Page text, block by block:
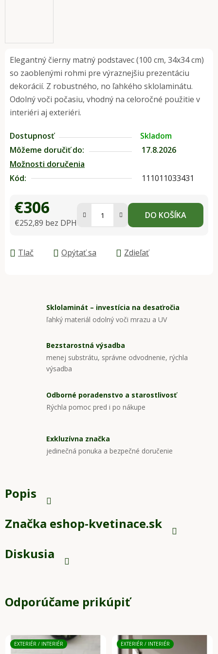
Elegantný čierny matný podstavec (100 cm, 34x34 cm)
so zaoblenými rohmi pre výraznejšiu prezentáciu
dekorácií. Z robustného, no ľahkého sklolaminátu.
Odolný voči počasiu, vhodný na celoročné použitie v
interiéri aj exteriéri.
Dostupnosť
Skladom
Môžeme doručiť do:
17.8.2026
Možnosti doručenia
Kód:
111011033431
€306
€252,89 bez DPH
DO KOŠÍKA
Tlač Opýtať sa Zdieľať
Sklolaminát – investícia na desaťročia
ľahký materiál odolný voči mrazu a UV
Bezstarostná výsadba
menej substrátu, správne odvodnenie, rýchla
výsadba
Odborné poradenstvo a starostlivosť
Rýchla pomoc pred i po nákupe
Exkluzívna značka
jedinečná ponuka a bezpečné doručenie
Popis
Značka eshop-kvetinace.sk
Diskusia
Odporúčame prikúpiť
EXTERIÉR / INTERIÉR EXTERIÉR / INTERIÉR